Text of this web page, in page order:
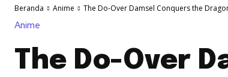
Beranda Anime The Do-Over Damsel Conquers the
Anime
The Do-Over